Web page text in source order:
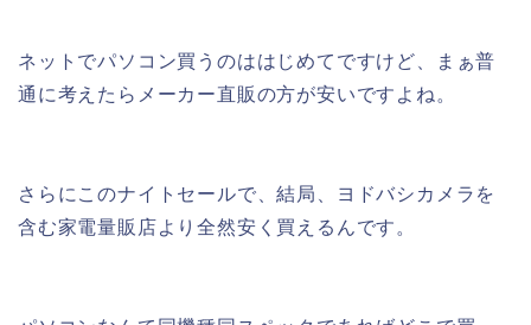
ネットでパソコン買うのははじめてですけど、まぁ普
通に考えたらメーカー直販の方が安いですよね。
さらにこのナイトセールで、結局、ヨドバシカメラを
含む家電量販店より全然安く買えるんです。